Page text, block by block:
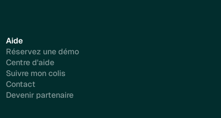
Aide
Réservez une démo
Centre d'aide
Suivre mon colis
Contact
Devenir partenaire